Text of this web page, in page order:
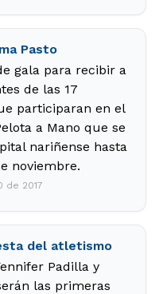
Pasto
gala para recibir a
de las 17
participaran en el
a Mano que se
nariñense hasta
noviembre.
de 2017
del atletismo
Padilla y
las primeras